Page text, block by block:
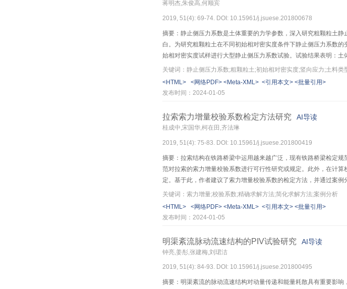
蒋明杰,朱俊高,何顺宾
2019, 51(4): 69-74. DOI: 10.15961/j.jsuese.201800678
摘要：静止侧压力系数是土体重要的力学参数，深入研究粗颗粒土
白。为研究粗颗粒土在不同初始相对密实度条件下静止侧压力系数
始相对密实度试样进行大型静止侧压力系数试验。试验结果表明：
止侧压力系数与初始相对密实度存在线性负相关关系；土料类型对
固结状态下，砂卵砾石料静止侧压力系数可比堆石料大0～12.4%。
始相对密实度不为0的粗颗粒土，并在该关系式的基础上，总结出一
关键词：静止侧压力系数;粗颗粒土;初始相对密实度;竖向应力;土料类
<HTML>
<网络PDF> <Meta-XML> <引用本文> <批量引用>
发布时间：2024-01-05
拉索索力增量校验系数检定方法研究 AI导读
桂成中,宋国华,柯在田,齐法琳
2019, 51(4): 75-83. DOI: 10.15961/j.jsuese.201800419
摘要：拉索结构在铁路桥梁中运用越来越广泛，现有铁路桥梁检定
范对拉索的索力增量校验系数进行可行性研究或规定。此外，在计
定。基于此，作者建议了索力增量校验系数的检定方法，并通过案
条件下拉索索力精确计算公式，并考虑振动频率比建立了外载作用
别与有限元计算结果和简化求解方法求解结果吻合较好；通过索力
确定，拉索理论振动频率可按与全桥有限元模型索力等效的局部模
关键词：索力增量;校验系数;精确求解方法;简化求解方法;案例分析
<HTML>
<网络PDF> <Meta-XML> <引用本文> <批量引用>
发布时间：2024-01-05
明渠紊流脉动流速结构的PIV试验研究 AI导读
钟亮,姜彤,张建梅,刘珺洁
2019, 51(4): 84-93. DOI: 10.15961/j.jsuese.201800495
摘要：明渠紊流的脉动流速结构对动量传递和能量耗散具有重要影